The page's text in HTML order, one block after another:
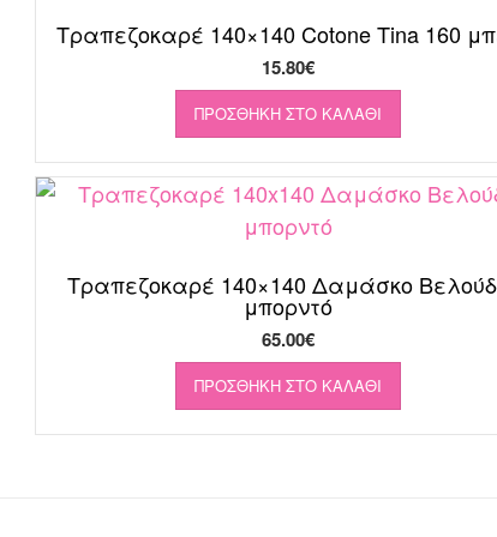
Τραπεζοκαρέ 140×140 Cotone Tina 160
15.80€
ΠΡΟΣΘΉΚΗ ΣΤΟ ΚΑΛΆΘΙ
Τραπεζοκαρέ 140×140 Δαμάσκο
μπορντό
65.00€
ΠΡΟΣΘΉΚΗ ΣΤΟ ΚΑΛΆΘΙ